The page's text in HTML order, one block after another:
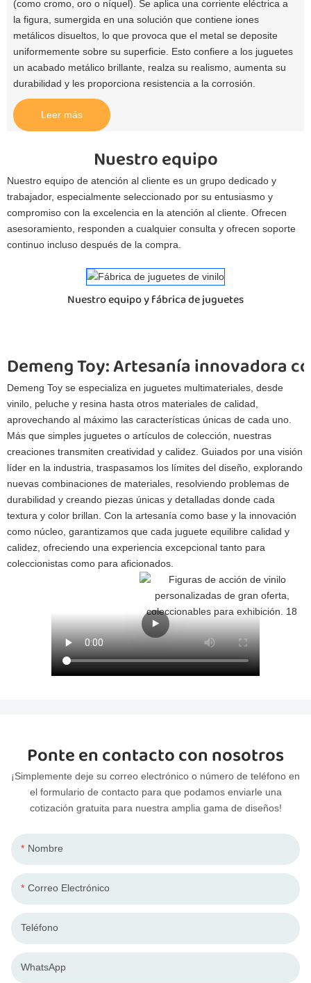
(como cromo, oro o níquel). Se aplica una corriente eléctrica a
la figura, sumergida en una solución que contiene iones
metálicos disueltos, lo que provoca que el metal se deposite
uniformemente sobre su superficie. Esto confiere a los juguetes
un acabado metálico brillante, realza su realismo, aumenta su
durabilidad y les proporciona resistencia a la corrosión.
Leer más
Nuestro equipo
Nuestro equipo de atención al cliente es un grupo dedicado y
trabajador, especialmente seleccionado por su entusiasmo y
compromiso con la excelencia en la atención al cliente. Ofrecen
asesoramiento, responden a cualquier consulta y ofrecen soporte
continuo incluso después de la compra.
Nuestro equipo y fábrica de juguetes
Demeng Toy: Artesanía innovadora
Demeng Toy se especializa en juguetes multimateriales, desde
vinilo, peluche y resina hasta otros materiales de calidad,
aprovechando al máximo las características únicas de cada uno.
Más que simples juguetes o artículos de colección, nuestras
creaciones transmiten creatividad y calidez. Guiados por una visión
líder en la industria, traspasamos los límites del diseño, explorando
nuevas combinaciones de materiales, resolviendo problemas de
durabilidad y creando piezas únicas y detalladas donde cada
textura y color brillan. Con la artesanía como base y la innovación
como núcleo, garantizamos que cada juguete equilibre calidad y
calidez, ofreciendo una experiencia excepcional tanto para
coleccionistas como para aficionados.
Ponte en contacto con nosotros
¡Simplemente deje su correo electrónico o número de teléfono en
el formulario de contacto para que podamos enviarle una
cotización gratuita para nuestra amplia gama de diseños!
Nombre
Correo Electrónico
Teléfono
WhatsApp